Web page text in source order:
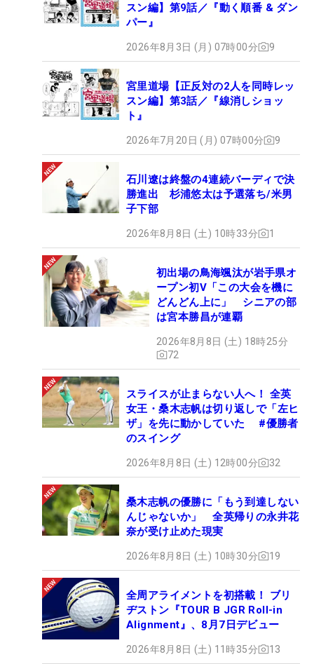
スン編】第9話／『動く順番 & ダン
パー』
2026年8月3日 (月) 07時00分 9
宮里道場【正反対の2人を同時レッ
スン編】第3話／『線消しショッ
ト』
2026年7月20日 (月) 07時00分 9
石川遼は終盤の4連続バーディで決
勝進出 杉浦悠太は予選落ち/米男
子下部
2026年8月8日 (土) 10時33分 1
初出場の鳥海颯汰が岩手県オ
ープン初V「この大会を機に
どんどん上に」 シニアの部
は宮本勝昌が連覇
2026年8月8日 (土) 18時25分
72
スライスが止まらない人へ！ 全英
女王・桑木志帆は切り返しで「左ヒ
ザ」を先に動かしていた #優勝者
のスイング
2026年8月8日 (土) 12時00分 32
桑木志帆の優勝に「もう到達しない
んじゃないか」 全英帰りの永井花
奈が受け止めた現実
2026年8月8日 (土) 10時30分 19
全周アライメントを初搭載！ ブリ
ヂストン『TOUR B JGR Roll-in
Alignment』、8月7日デビュー
2026年8月8日 (土) 11時35分 13